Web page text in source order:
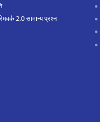
2.0 सामान्य प्रश्न